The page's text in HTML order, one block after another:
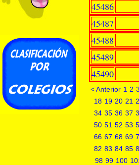
45486
45487
45488
45489
45490
< Anterior 1 2
18 19 20 21
34 35 36 37
50 51 52 53
66 67 68 69
82 83 84 85
98 99 100